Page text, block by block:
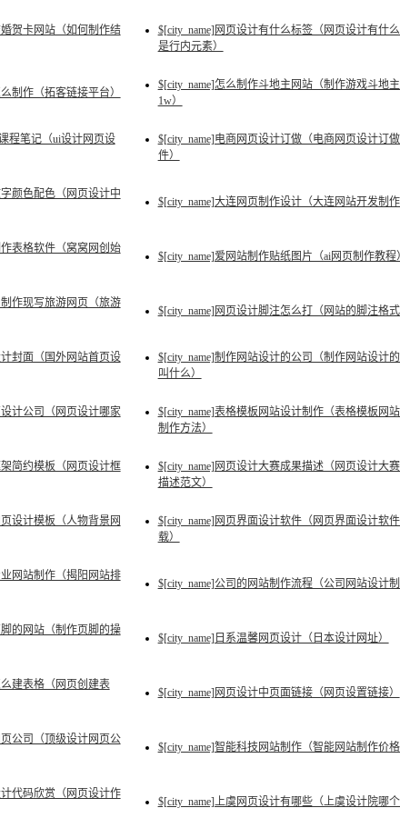
贺卡网站（如何制作结
$[city_name]网页设计有什么标签（网页设计有什
是行内元素）
制作（拓客链接平台）
$[city_name]怎么制作斗地主网站（制作游戏斗地
1w）
程笔记（ui设计网页设
$[city_name]电商网页设计订做（电商网页设计订
件）
颜色配色（网页设计中
$[city_name]大连网页制作设计（大连网站开发制作
表格软件（窝窝网创始
$[city_name]爱网站制作贴纸图片（ai网页制作教程）
作现写旅游网页（旅游
$[city_name]网页设计脚注怎么打（网站的脚注格式
封面（国外网站首页设
$[city_name]制作网站设计的公司（制作网站设计
叫什么）
计公司（网页设计哪家
$[city_name]表格模板网站设计制作（表格模板网
制作方法）
简约模板（网页设计框
$[city_name]网页设计大赛成果描述（网页设计大
描述范文）
设计模板（人物背景网
$[city_name]网页界面设计软件（网页界面设计软
载）
网站制作（揭阳网站排
$[city_name]公司的网站制作流程（公司网站设计制
的网站（制作页脚的操
$[city_name]日系温馨网页设计（日本设计网址）
建表格（网页创建表
$[city_name]网页设计中页面链接（网页设置链接）
公司（顶级设计网页公
$[city_name]智能科技网站制作（智能网站制作价格
代码欣赏（网页设计作
$[city_name]上虞网页设计有哪些（上虞设计院哪个